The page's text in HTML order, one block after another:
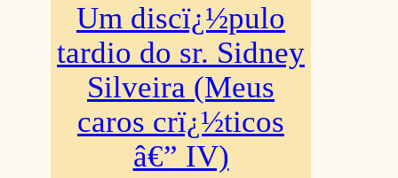
Um discï¿½pulo
tardio do sr. Sidney
Silveira (Meus
caros crï¿½ticos
â€” IV)